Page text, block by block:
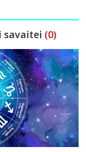
didžio
savaitei (0)